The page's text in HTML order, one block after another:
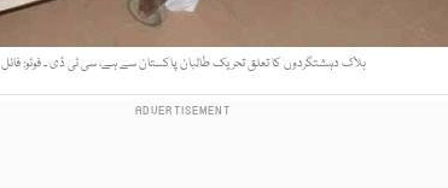
ہلاک دہشتگردوں کا تعلق تحریک طالبان پاکستان سے ہے، سی ٹی ڈی ۔ فوٹو: فائل